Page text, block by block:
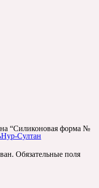
Нур-Султан
на “Силиконовая форма №
Обязательные поля